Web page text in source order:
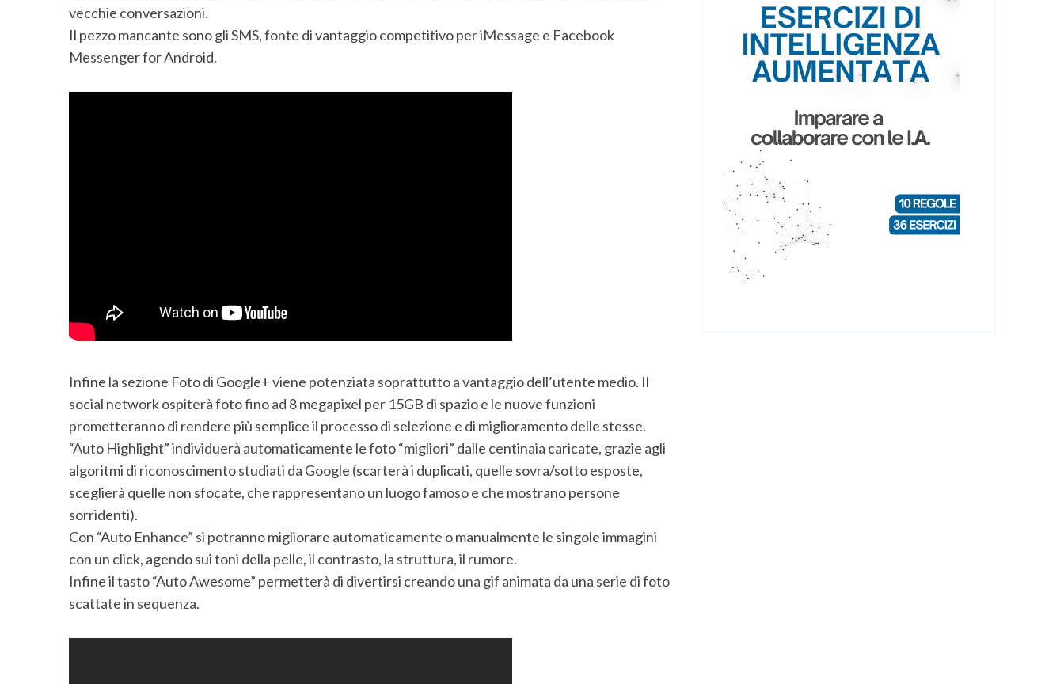
vecchie conversazioni.
Il pezzo mancante sono gli SMS, fonte di vantaggio competitivo per iMessage e Facebook
Messenger for Android.
Infine la sezione Foto di Google+ viene potenziata soprattutto a vantaggio dell’utente medio. Il
social network ospiterà foto fino ad 8 megapixel per 15GB di spazio e le nuove funzioni
prometteranno di rendere più semplice il processo di selezione e di miglioramento delle stesse.
“Auto Highlight” individuerà automaticamente le foto “migliori” dalle centinaia caricate, grazie agli
algoritmi di riconoscimento studiati da Google (scarterà i duplicati, quelle sovra/sotto esposte,
sceglierà quelle non sfocate, che rappresentano un luogo famoso e che mostrano persone
sorridenti).
Con “Auto Enhance” si potranno migliorare automaticamente o manualmente le singole immagini
con un click, agendo sui toni della pelle, il contrasto, la struttura, il rumore.
Infine il tasto “Auto Awesome” permetterà di divertirsi creando una gif animata da una serie di foto
scattate in sequenza.
a
r
h